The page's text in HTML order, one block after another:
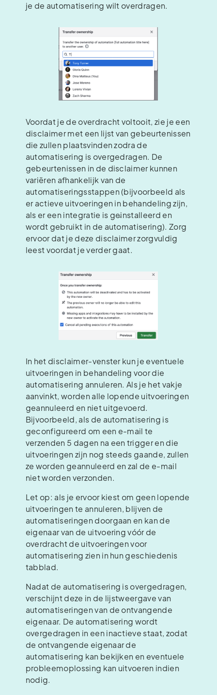
je de automatisering wilt overdragen.
Voordat je de overdracht voltooit, zie je een
disclaimer met een lijst van gebeurtenissen
die zullen plaatsvinden zodra de
automatisering is overgedragen. De
gebeurtenissen in de disclaimer kunnen
variëren afhankelijk van de
automatiseringsstappen (bijvoorbeeld als
er actieve uitvoeringen in behandeling zijn,
als er een integratie is geïnstalleerd en
wordt gebruikt in de automatisering). Zorg
ervoor dat je deze disclaimer zorgvuldig
leest voordat je verder gaat.
In het disclaimer-venster kun je eventuele
uitvoeringen in behandeling voor die
automatisering annuleren. Als je het vakje
aanvinkt, worden alle lopende uitvoeringen
geannuleerd en niet uitgevoerd.
Bijvoorbeeld, als de automatisering is
geconfigureerd om een e-mail te
verzenden 5 dagen na een trigger en die
uitvoeringen zijn nog steeds gaande, zullen
ze worden geannuleerd en zal de e-mail
niet worden verzonden.
Let op: als je ervoor kiest om geen lopende
uitvoeringen te annuleren, blijven de
automatiseringen doorgaan en kan de
eigenaar van de uitvoering vóór de
overdracht de uitvoeringen voor
automatisering zien in hun geschiedenis
tabblad.
Nadat de automatisering is overgedragen,
verschijnt deze in de lijstweergave van
automatiseringen van de ontvangende
eigenaar. De automatisering wordt
overgedragen in een inactieve staat, zodat
de ontvangende eigenaar de
automatisering kan bekijken en eventuele
probleemoplossing kan uitvoeren indien
nodig.